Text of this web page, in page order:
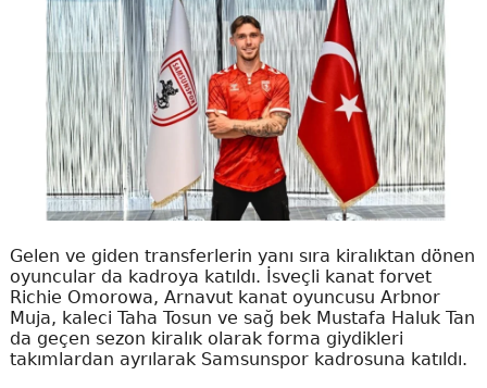
Gelen ve giden transferlerin yanı sıra kiralıktan dönen
oyuncular da kadroya katıldı. İsveçli kanat forvet
Richie Omorowa, Arnavut kanat oyuncusu Arbnor
Muja, kaleci Taha Tosun ve sağ bek Mustafa Haluk Tan
da geçen sezon kiralık olarak forma giydikleri
takımlardan ayrılarak Samsunspor kadrosuna katıldı.